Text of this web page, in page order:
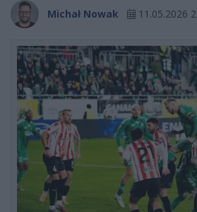
Michał Nowak 11.05.2026